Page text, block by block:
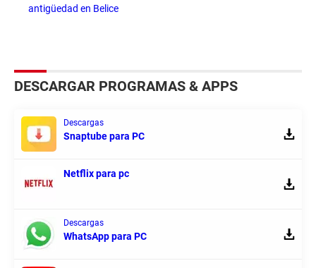
antigüedad en Belice
DESCARGAR PROGRAMAS & APPS
Descargas
Snaptube para PC
Netflix para pc
Descargas
WhatsApp para PC